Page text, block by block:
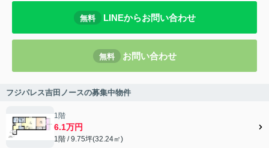
無料 LINEからお問い合わせ
無料 お問い合わせ
フジパレス吉田ノースの募集中物件
1階
6.1万円
1階 / 9.75坪(32.24㎡)